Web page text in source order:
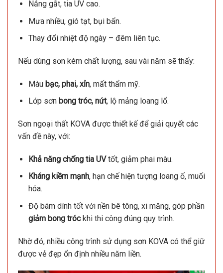
Nắng gắt, tia UV cao.
Mưa nhiều, gió tạt, bụi bẩn.
Thay đổi nhiệt độ ngày – đêm liên tục.
Nếu dùng sơn kém chất lượng, sau vài năm sẽ thấy:
Màu bạc, phai, xỉn, mất thẩm mỹ.
Lớp sơn bong tróc, nứt, lộ mảng loang lổ.
Sơn ngoại thất KOVA được thiết kế để giải quyết các
vấn đề này, với:
Khả năng chống tia UVtốt, giảm phai màu.
Kháng kiềm mạnh, hạn chế hiện tượng loang ố, muối
hóa.
Độ bám dính tốt với nền bê tông, xi măng, góp phần
giảm bong tróckhi thi công đúng quy trình.
Nhờ đó, nhiều công trình sử dụng sơn KOVA có thể giữ
được vẻ đẹp ổn định nhiều năm liền.